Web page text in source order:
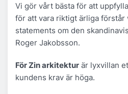
Vi gör vårt bästa för att
för att vara riktigt ärliga förstår
statements om den
Roger Jakobsson.
För Zin arkitektur är lyxvillan
kundens krav är höga.